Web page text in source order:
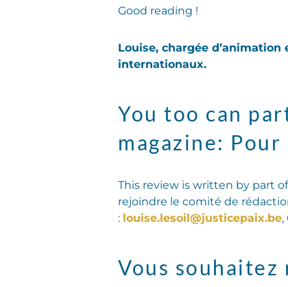
Good reading !
Louise, chargée
internationaux.
You too can
magazine:
This review is written by part of
rejoindre le comité de
: louise.lesoil@justicepaix.be,
Vous